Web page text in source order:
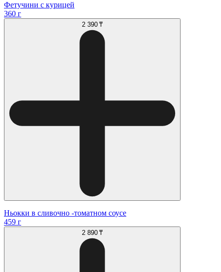
Фетучини с курицей
360 г
2 390 ₸
Ньокки в сливочно -томатном соусе
459 г
2 890 ₸